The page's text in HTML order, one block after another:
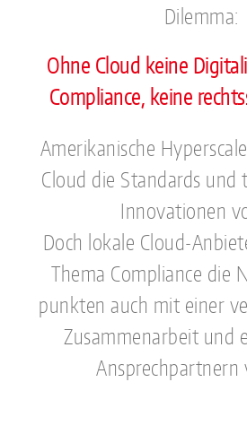
Dilemma:
Ohne Cloud keine
Compliance, keine
Amerikanische
Cloud die Standards und
Innovationen
Doch lokale Cloud-
Thema Compliance die
punkten auch mit einer
Zusammenarbeit und
Ansprechpartnern